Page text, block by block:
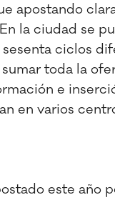
apostando
la ciudad se
ciclos
toda la
e
en varios
este año